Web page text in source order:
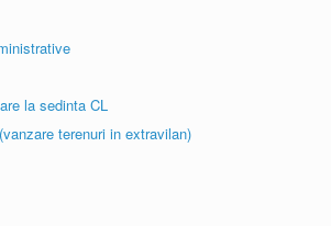
la sedinta CL
terenuri in extravilan)